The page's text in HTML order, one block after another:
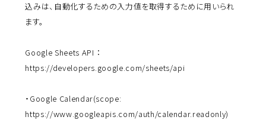
込みは、自動化するための入力値を取得するために用いられ
ます。
Google Sheets API ：
https://developers.google.com/sheets/api
・Google Calendar(scope:
https://www.googleapis.com/auth/calendar.readonly)